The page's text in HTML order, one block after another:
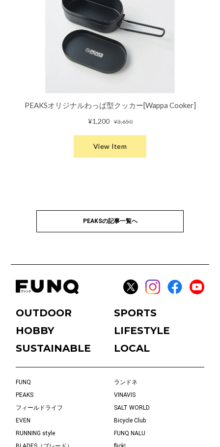
PEAKSの記事一覧へ
OUTDOOR
SPORTS
HOBBY
LIFESTYLE
SUSTAINABLE
LOCAL
FUNQ
ランドネ
PEAKS
VINAVIS
フィールドライフ
SALT WORLD
EVEN
Bicycle Club
RUNNING style
FUNQ NALU